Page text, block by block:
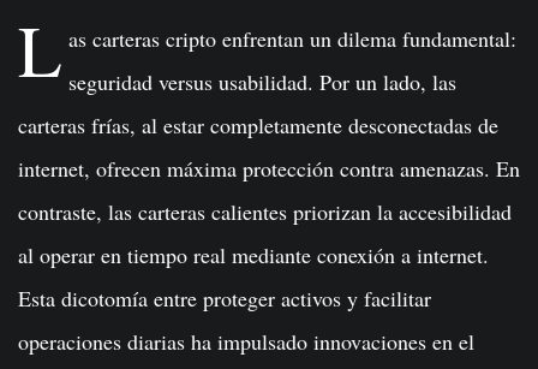
L as carteras cripto enfrentan un dilema fundamental:
seguridad versus usabilidad. Por un lado, las
carteras frías, al estar completamente desconectadas de
internet, ofrecen máxima protección contra amenazas. En
contraste, las carteras calientes priorizan la accesibilidad
al operar en tiempo real mediante conexión a internet.
Esta dicotomía entre proteger activos y facilitar
operaciones diarias ha impulsado innovaciones en el